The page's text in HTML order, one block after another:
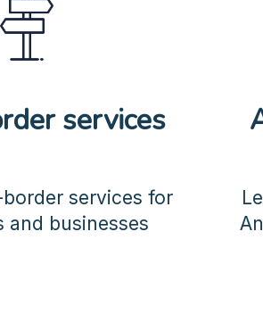
services
services for
and businesses